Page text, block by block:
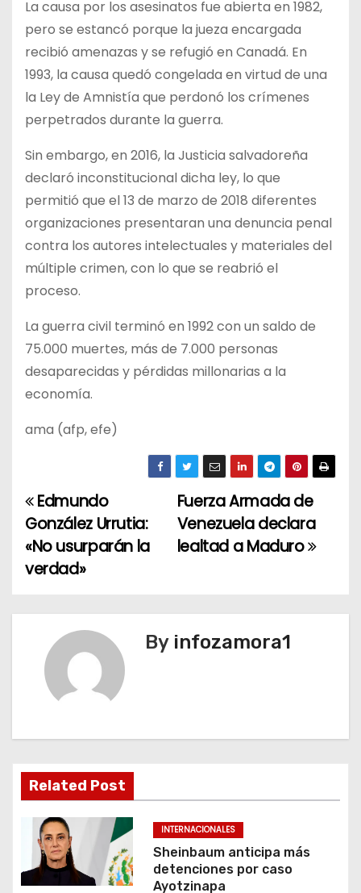
La causa por los asesinatos fue abierta en 1982,
pero se estancó porque la jueza encargada
recibió amenazas y se refugió en Canadá. En
1993, la causa quedó congelada en virtud de una
la Ley de Amnistía que perdonó los crímenes
perpetrados durante la guerra.
Sin embargo, en 2016, la Justicia salvadoreña
declaró inconstitucional dicha ley, lo que
permitió que el 13 de marzo de 2018 diferentes
organizaciones presentaran una denuncia penal
contra los autores intelectuales y materiales del
múltiple crimen, con lo que se reabrió el
proceso.
La guerra civil terminó en 1992 con un saldo de
75.000 muertes, más de 7.000 personas
desaparecidas y pérdidas millonarias a la
economía.
ama (afp, efe)
N
a
v
e
i
ó
n
d
e
Fuerza Armada de
Venezuela declara
lealtad a Maduro
Edmundo
González Urrutia:
«No usurparán la
verdad»
By infozamora1
Related Post
INTERNACIONALES
Sheinbaum anticipa más
detenciones por caso
Ayotzinapa